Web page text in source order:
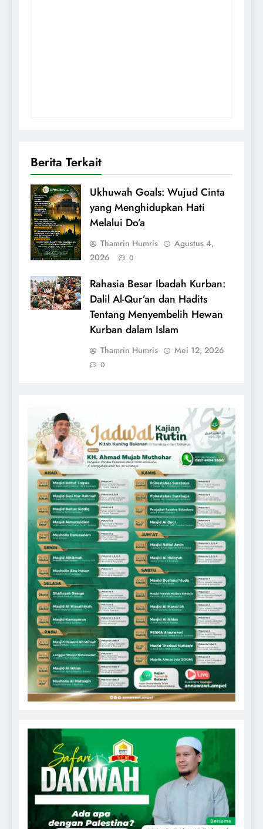
Berita Terkait
Ukhuwah Goals: Wujud Cinta
yang Menghidupkan Hati
Melalui Do’a
Thamrin Humris
Agustus 4,
2026
0
Rahasia Besar Ibadah Kurban:
Dalil Al-Qur’an dan Hadits
Tentang Menyembelih Hewan
Kurban dalam Islam
Thamrin Humris Mei 12, 2026
0